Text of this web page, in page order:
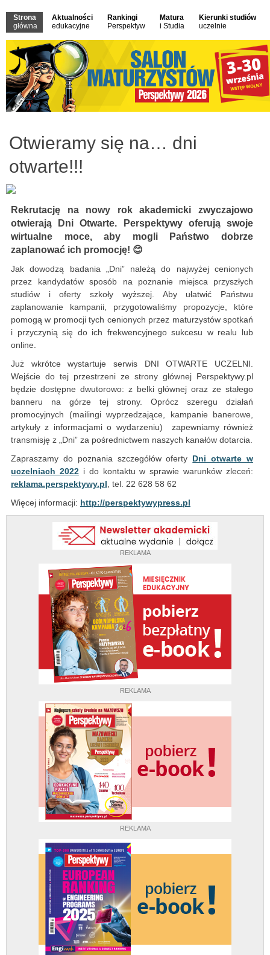
Strona
główna
Aktualności
edukacyjne
Rankingi
Perspektyw
Matura
i Studia
Kierunki studiów
uczelnie
REKLAMA
REKLAMA
REKLAMA
Otwieramy się na… dni
otwarte!!!
Rekrutację na nowy rok akademicki zwyczajowo
otwierają Dni Otwarte. Perspektywy oferują swoje
wirtualne moce, aby mogli Państwo dobrze
zaplanować ich promocję! 😊
Jak dowodzą badania „Dni” należą do najwyżej cenionych
przez kandydatów sposób na poznanie miejsca przyszłych
studiów i oferty szkoły wyższej. Aby ułatwić Państwu
zaplanowanie kampanii, przygotowaliśmy propozycje, które
pomogą w promocji tych cenionych przez maturzystów spotkań
i przyczynią się do ich frekwencyjnego sukcesu w realu lub
online.
Już wkrótce wystartuje serwis DNI OTWARTE UCZELNI.
Wejście do tej przestrzeni ze strony głównej Perspektywy.pl
będzie dostępne dwutorowo: z belki głównej oraz ze stałego
banneru na górze tej strony. Oprócz szeregu działań
promocyjnych (mailingi wyprzedzające, kampanie banerowe,
artykuły z informacjami o wydarzeniu) zapewniamy również
transmisję z „Dni” za pośrednictwem naszych kanałów dotarcia.
Zapraszamy do poznania szczegółów oferty Dni otwarte w
uczelniach 2022i do kontaktu w sprawie warunków zleceń:
reklama.perspektywy.pl, tel. 22 628 58 62
Więcej informacji: http://perspektywypress.pl